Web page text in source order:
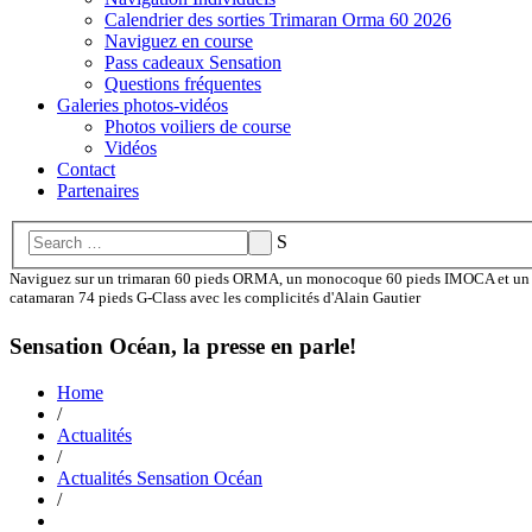
Calendrier des sorties Trimaran Orma 60 2026
Naviguez en course
Pass cadeaux Sensation
Questions fréquentes
Galeries photos-vidéos
Photos voiliers de course
Vidéos
Contact
Partenaires
S
Naviguez sur un trimaran 60 pieds ORMA, un monocoque 60 pieds IMOCA et
catamaran 74 pieds G-Class avec les complicités d'Alain Gautier
Sensation Océan, la presse en parle!
Home
/
Actualités
/
Actualités Sensation Océan
/